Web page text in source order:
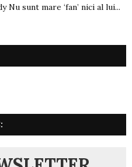
Nu sunt mare ‘fan’ nici al lui...